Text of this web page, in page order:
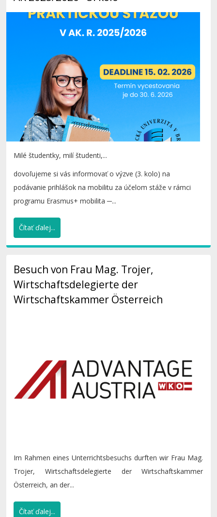
Milé študentky, milí študenti,...
dovoľujeme si vás informovať o výzve (3. kolo) na
podávanie prihlášok na mobilitu za účelom stáže v rámci
programu Erasmus+ mobilita ─...
Čítať ďalej...
Besuch von Frau Mag. Trojer,
Wirtschaftsdelegierte der
Wirtschaftskammer Österreich
Im Rahmen eines Unterrichtsbesuchs durften wir Frau Mag.
Trojer, Wirtschaftsdelegierte der Wirtschaftskammer
Österreich, an der...
Čítať ďalej...